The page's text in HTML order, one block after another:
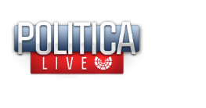
contenuto